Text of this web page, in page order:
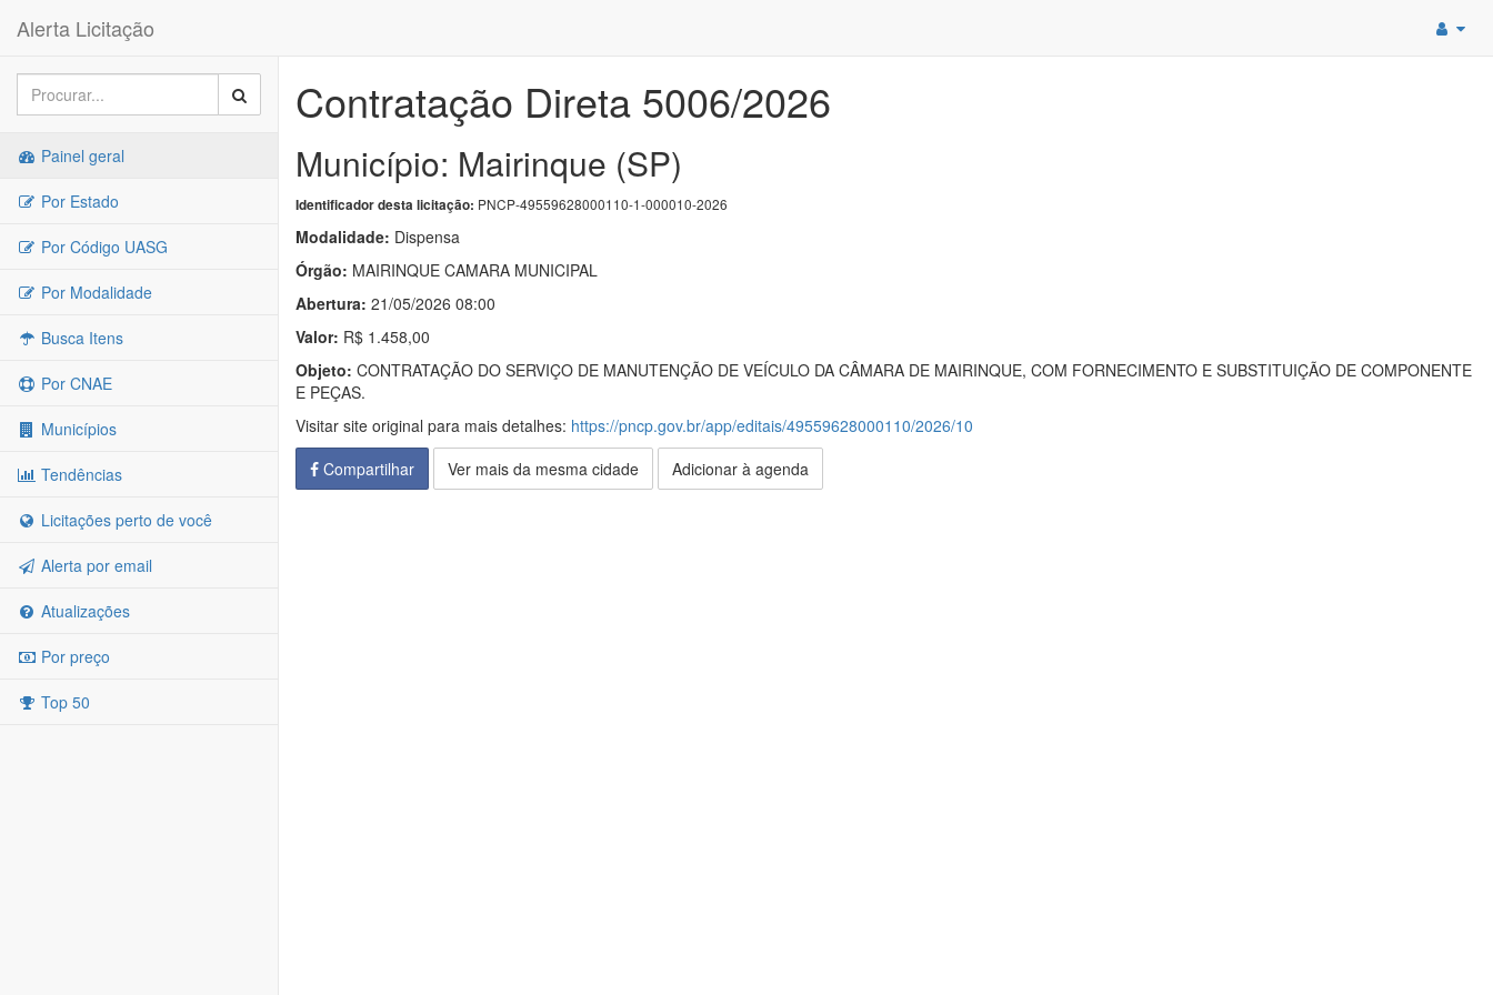
Alerta Licitação
Painel geral
Por Estado
Por Código UASG
Por Modalidade
Busca Itens
Por CNAE
Municípios
Tendências
Licitações perto de você
Alerta por email
Atualizações
Por preço
Top 50
Contratação Direta 5006/2026
Município: Mairinque (SP)
Identificador desta licitação: PNCP-49559628000110-1-000010-2026
Modalidade: Dispensa
Órgão: MAIRINQUE CAMARA MUNICIPAL
Abertura: 21/05/2026 08:00
Valor: R$ 1.458,00
Objeto: CONTRATAÇÃO DO SERVIÇO DE MANUTENÇÃO DE VEÍCULO DA CÂMARA DE MAIRINQUE, COM FORNECIMENTO E SUBSTITUIÇÃO DE COMPONENTE
E PEÇAS.
Visitar site original para mais detalhes: https://pncp.gov.br/app/editais/49559628000110/2026/10
Compartilhar
Ver mais da mesma cidade Adicionar à agenda